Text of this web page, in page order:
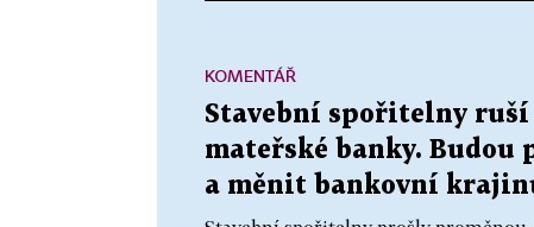
Stavební spořitelny ruší
mateřské banky. Budou
a měnit bankovní
KOMENTÁŘ